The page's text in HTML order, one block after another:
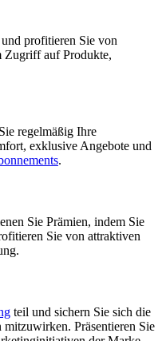
und profitieren Sie von
Zugriff auf Produkte,
regelmäßig Ihre
exklusive Angebote und
.
Sie Prämien, indem Sie
Sie von attraktiven
teil und sichern Sie sich die
Präsentieren Sie